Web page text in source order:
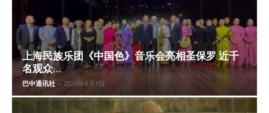
上海民族乐团《中国色》音乐会亮相圣保罗 近千
名观众...
巴中通讯社 - 2026年8月1日